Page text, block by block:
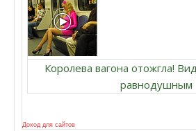
Королева вагона отожгла!
равнодушным
Доход для сайтов